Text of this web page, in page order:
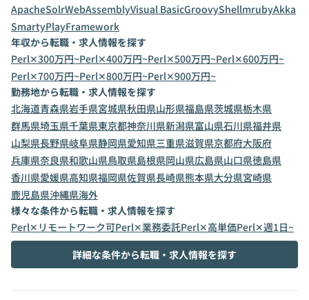
ApacheSolrWebAssemblyVisual BasicGroovyShellmrubyAkka
SmartyPlayFramework
年収から転職・求人情報を探す
Perl✕300万円~Perl✕400万円~Perl✕500万円~Perl✕600万円~
Perl✕700万円~Perl✕800万円~Perl✕900万円~
勤務地から転職・求人情報を探す
北海道青森県岩手県宮城県秋田県山形県福島県茨城県栃木県
群馬県埼玉県千葉県東京都神奈川県新潟県富山県石川県福井県
山梨県長野県岐阜県静岡県愛知県三重県滋賀県京都府大阪府
兵庫県奈良県和歌山県鳥取県島根県岡山県広島県山口県徳島県
香川県愛媛県高知県福岡県佐賀県長崎県熊本県大分県宮崎県
鹿児島県沖縄県海外
様々な条件から転職・求人情報を探す
Perl✕リモートワーク可Perl✕業務委託Perl✕高単価Perl✕週1日~
詳細な条件から転職・求人情報を探す